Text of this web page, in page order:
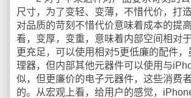
尺寸，为了变轻、变薄，不惜代价，打
对品质的苛刻不惜代价意味着成本的提
看，变厚，变重，意味着内部空间相对
更充足，可以使用相对5更低廉的配件，
理器，但内部其他元器件可以使用与
似，但更廉价的电子元器件，这些消费
的。从宏观上看，给用户的感觉，